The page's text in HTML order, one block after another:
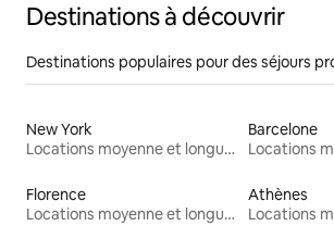
Destinations à découvrir
Destinations populaires pour des séjours
New York
Locations moyenne et longue durée
Barcelone
Florence
Locations moyenne et longue durée
Athènes